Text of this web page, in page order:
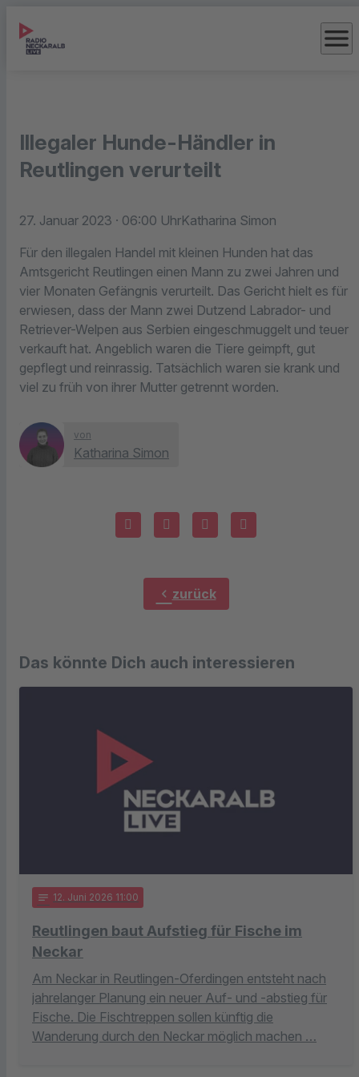
menu
Illegaler Hunde-Händler in
Reutlingen verurteilt
27. Januar 2023 · 06:00 UhrKatharina Simon
Für den illegalen Handel mit kleinen Hunden hat das
Amtsgericht Reutlingen einen Mann zu zwei Jahren und
vier Monaten Gefängnis verurteilt. Das Gericht hielt es für
erwiesen, dass der Mann zwei Dutzend Labrador- und
Retriever-Welpen aus Serbien eingeschmuggelt und teuer
verkauft hat. Angeblich waren die Tiere geimpft, gut
gepflegt und reinrassig. Tatsächlich waren sie krank und
viel zu früh von ihrer Mutter getrennt worden.
von
Katharina Simon
chevron_left zurück
Das könnte Dich auch interessieren
notes 12. Juni 2026 11:00
Reutlingen baut Aufstieg für Fische im
Neckar
Am Neckar in Reutlingen-Oferdingen entsteht nach
jahrelanger Planung ein neuer Auf- und -abstieg für
Fische. Die Fischtreppen sollen künftig die
Wanderung durch den Neckar möglich machen …